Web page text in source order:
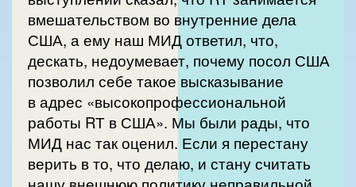
вмешательством во внутренние дела
США, а ему наш МИД ответил, что,
дескать, недоумевает, почему посол США
позволил себе такое высказывание
в адрес «высокопрофессиональной
работы RТ в США». Мы были рады, что
МИД нас так оценил. Если я перестану
верить в то, что делаю, и стану считать